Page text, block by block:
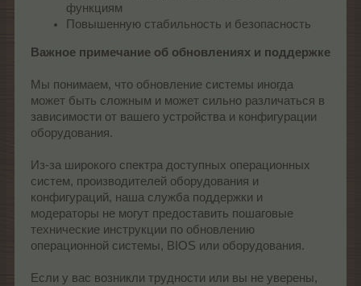
функциям
Повышенную стабильность и безопасность
Важное примечание об обновлениях и поддержке
Мы понимаем, что обновление системы иногда
может быть сложным и может сильно различаться в
зависимости от вашего устройства и конфигурации
оборудования.
Из-за широкого спектра доступных операционных
систем, производителей оборудования и
конфигураций, наша служба поддержки и
модераторы не могут предоставить пошаговые
технические инструкции по обновлению
операционной системы, BIOS или оборудования.
Если у вас возникли трудности или вы не уверены,